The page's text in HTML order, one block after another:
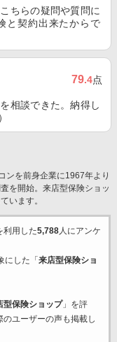
ちらの疑問や質問に
と契約出来たからで
79.4点
相談できた。納得し
ンを前身企業に1967年より
を開始。来店型保険ショッ
います。
利用した5,788人にアンケ
にした「 来店型保険ショ
型保険ショップ」を評
ユーザーの声も掲載し